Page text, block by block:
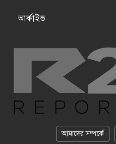
আর্কাইভ
আমাদের সম্পর্কে